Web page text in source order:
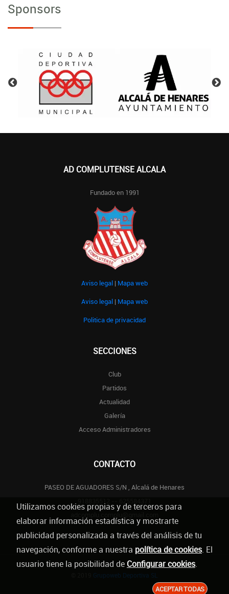
Sponsors
AD COMPLUTENSE ALCALA
Fundado en 1991
Aviso legal | Mapa web
Aviso legal | Mapa web
Politica de privacidad
SECCIONES
Club
Partidos
Actualidad
Galería
Acceso Administradores
CONTACTO
PASEO DE AGUADORES S/N , Alcalá de Henares
Grupoweb Deportiva SL
Utilizamos cookies propias y de terceros para
elaborar información estadística y mostrarte
publicidad personalizada a través del análisis de tu
navegación, conforme a nuestra política de cookies. El
usuario tiene la posibilidad de Configurar cookies.
ACEPTAR TODAS